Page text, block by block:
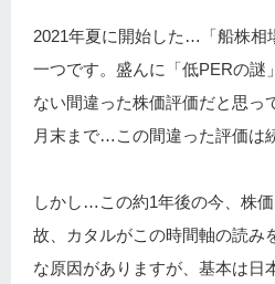
2021年夏に開始した…「船株相
一つです。盛んに「低PERの謎
ない間違った株価評価だと思っ
月末まで…この間違った評価は
しかし…この約1年後の今、株
故、カタルがこの時間軸の読
な原因がありますが、基本は日